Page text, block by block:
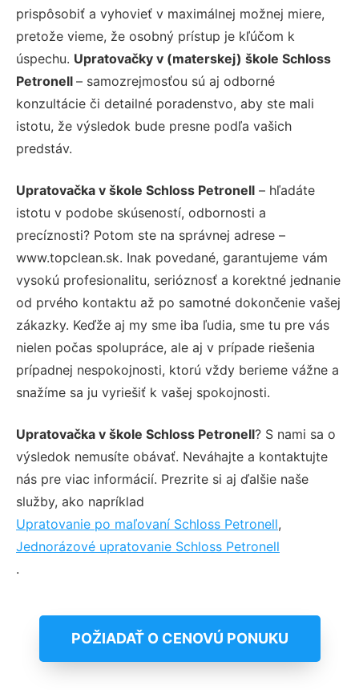
prispôsobiť a vyhovieť v maximálnej možnej miere,
pretože vieme, že osobný prístup je kľúčom k
úspechu. Upratovačky v (materskej) škole Schloss
Petronell – samozrejmosťou sú aj odborné
konzultácie či detailné poradenstvo, aby ste mali
istotu, že výsledok bude presne podľa vašich
predstáv.
Upratovačka v škole Schloss Petronell – hľadáte
istotu v podobe skúseností, odbornosti a
precíznosti? Potom ste na správnej adrese –
www.topclean.sk. Inak povedané, garantujeme vám
vysokú profesionalitu, serióznosť a korektné jednanie
od prvého kontaktu až po samotné dokončenie vašej
zákazky. Keďže aj my sme iba ľudia, sme tu pre vás
nielen počas spolupráce, ale aj v prípade riešenia
prípadnej nespokojnosti, ktorú vždy berieme vážne a
snažíme sa ju vyriešiť k vašej spokojnosti.
Upratovačka v škole Schloss Petronell? S nami sa o
výsledok nemusíte obávať. Neváhajte a kontaktujte
nás pre viac informácií. Prezrite si aj ďalšie naše
služby, ako napríklad
Upratovanie po maľovaní Schloss Petronell,
Jednorázové upratovanie Schloss Petronell
.
POŽIADAŤ O CENOVÚ PONUKU